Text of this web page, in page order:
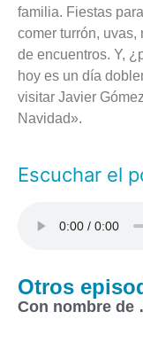
familia. Fiestas
comer turrón,
de encuentros. Y,
hoy es un día
visitar Javier
Navidad».
Escuchar el
Otros
Con nombre de